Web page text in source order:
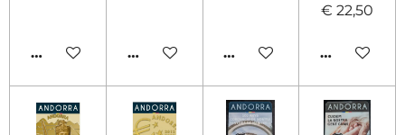
IN WINKELWAGENIN WINKELWAGENIN WINKELWAGEN
€ 22,50
IN